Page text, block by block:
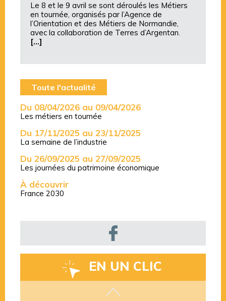
Le 8 et le 9 avril se sont déroulés les Métiers
en tournée, organisés par l’Agence de
l’Orientation et des Métiers de Normandie,
avec la collaboration de Terres d’Argentan.
[…]
Toute l'actualité
Du 08/04/2026 au 09/04/2026
Les métiers en tournée
Du 17/11/2025 au 23/11/2025
La semaine de l’industrie
Du 26/09/2025 au 27/09/2025
Les journées du patrimoine économique
À découvrir
France 2030
EN UN CLIC